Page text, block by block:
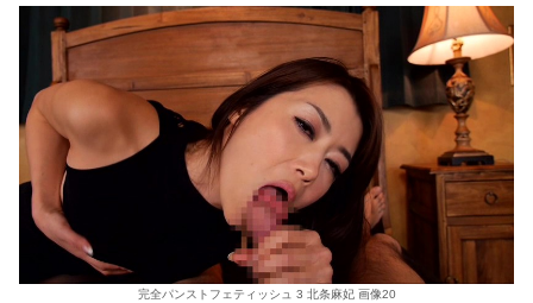
完全パンストフェティッシュ 3 北条麻妃 画像20